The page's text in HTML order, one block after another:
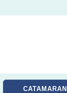
CATAMARAN